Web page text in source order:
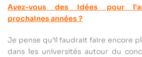
Avez-vous des idées pour
prochaines années ?
Je pense qu’il faudrait faire encore
dans les universités autour du